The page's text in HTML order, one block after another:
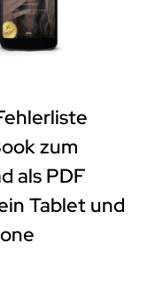
zum
als PDF
Tablet und